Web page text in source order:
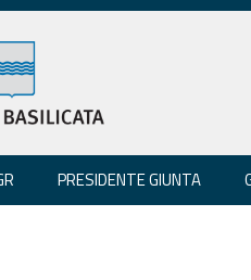
PRESIDENTE GIUNTA